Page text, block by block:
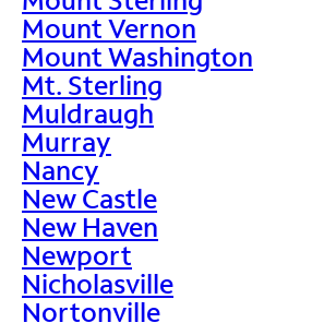
Mount Vernon
Mount Washington
Mt. Sterling
Muldraugh
Murray
Nancy
New Castle
New Haven
Newport
Nicholasville
Nortonville